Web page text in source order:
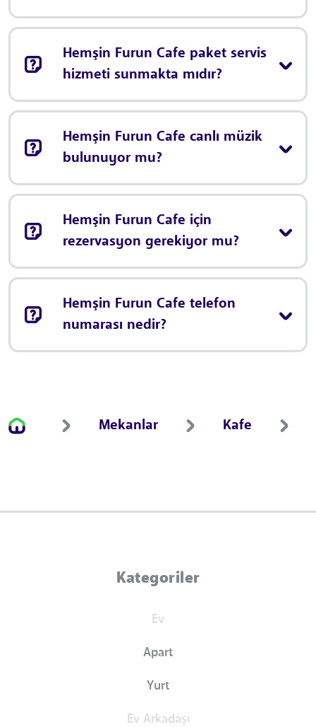
Hemşin Furun Cafe paket servis
hizmeti sunmakta mıdır?
Hemşin Furun Cafe canlı müzik
bulunuyor mu?
Hemşin Furun Cafe için
rezervasyon gerekiyor mu?
Hemşin Furun Cafe telefon
numarası nedir?
Mekanlar Kafe
Kategoriler
Ev
Apart
Yurt
Ev Arkadaşı